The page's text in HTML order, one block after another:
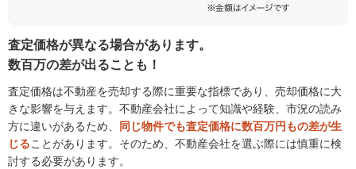
査定価格が異なる場合があります。
数百万の差が出ることも！
査定価格は不動産を売却する際に重要な指標であり、売却価格に大
きな影響を与えます。不動産会社によって知識や経験、市況の読み
方に違いがあるため、 同じ物件でも査定価格に数百万円もの差が生
じることがあります。そのため、不動産会社を選ぶ際には慎重に検
討する必要があります。